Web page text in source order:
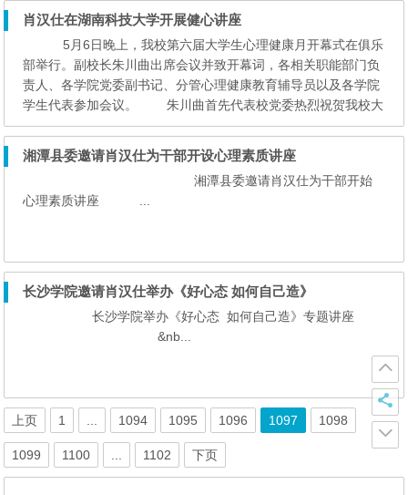
育专职教师以及学生心理干部等进...
肖汉仕在湖南科技大学开展健心讲座
5月6日晚上，我校第六届大学生心理健康月开幕式在俱乐
部举行。副校长朱川曲出席会议并致开幕词，各相关职能部门负
责人、各学院党委副书记、分管心理健康教育辅导员以及各学院
学生代表参加会议。 朱川曲首先代表校党委热烈祝贺我校大
学生心理健康教育宣传月顺利开幕，并表示，良好的心理素质也
是完整健康的定义之一，健康的心理在生活学习、...
湘潭县委邀请肖汉仕为干部开设心理素质讲座
湘潭县委邀请肖汉仕为干部开始
心理素质讲座 ...
长沙学院邀请肖汉仕举办《好心态 如何自己造》
长沙学院举办《好心态 如何自己造》专题讲座
&nb...
上页 1 1094 1095 1096 1097 1098
1099 1100 1102 下页